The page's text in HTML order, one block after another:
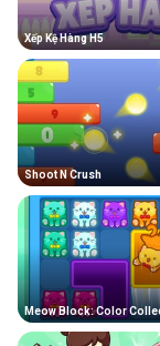
Xếp Kệ Hàng H5
Shoot N Crush
Meow Block: Color